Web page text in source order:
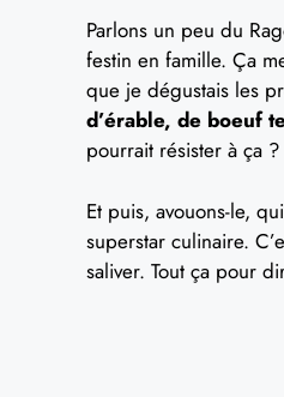
Parlons un peu du
festin en famille. Ça
que je dégustais les
d’érable, de boeuf
pourrait résister à ça ?
Et puis, avouons-le,
superstar culinaire.
saliver. Tout ça pour